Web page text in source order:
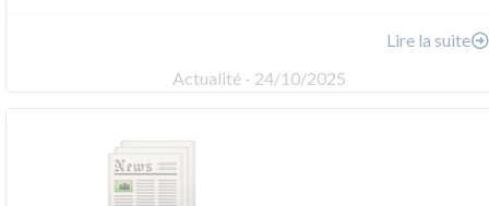
Lire la suite
Actualité - 24/10/2025